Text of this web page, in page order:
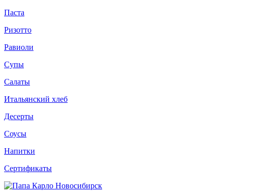
Паста
Ризотто
Равиоли
Супы
Салаты
Итальянский хлеб
Десерты
Соусы
Напитки
Сертификаты